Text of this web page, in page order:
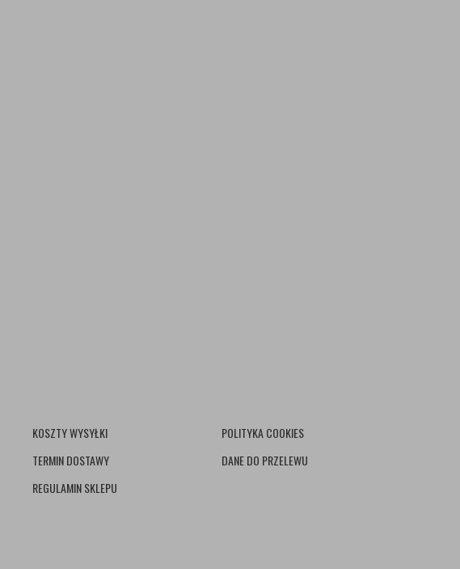
KOSZTY WYSYŁKI
TERMIN DOSTAWY
REGULAMIN SKLEPU
POLITYKA COOKIES
DANE DO PRZELEWU